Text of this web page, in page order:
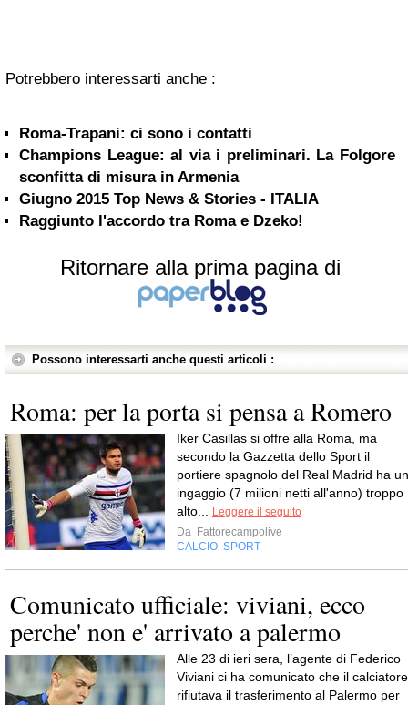
Potrebbero interessarti anche :
Roma-Trapani: ci sono i contatti
Champions League: al via i preliminari. La Folgore
sconfitta di misura in Armenia
Giugno 2015 Top News & Stories - ITALIA
Raggiunto l'accordo tra Roma e Dzeko!
Ritornare alla prima pagina di
Possono interessarti anche questi articoli :
Roma: per la porta si pensa a Romero
Iker Casillas si offre alla Roma, ma
secondo la Gazzetta dello Sport il
portiere spagnolo del Real Madrid ha un
ingaggio (7 milioni netti all'anno) troppo
alto...
Leggere il seguito
Da Fattorecampolive
CALCIO SPORT
Comunicato ufficiale: viviani, ecco
perche' non e' arrivato a palermo
Alle 23 di ieri sera, l’agente di Federico
Viviani ci ha comunicato che il calciatore
rifiutava il trasferimento al Palermo per